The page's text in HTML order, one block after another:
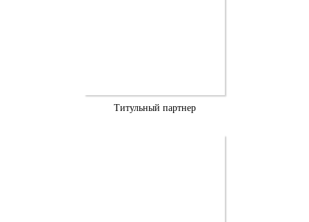
Титульный партнер